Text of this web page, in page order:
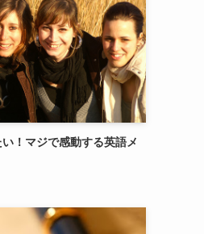
！マジで感動する英語メ